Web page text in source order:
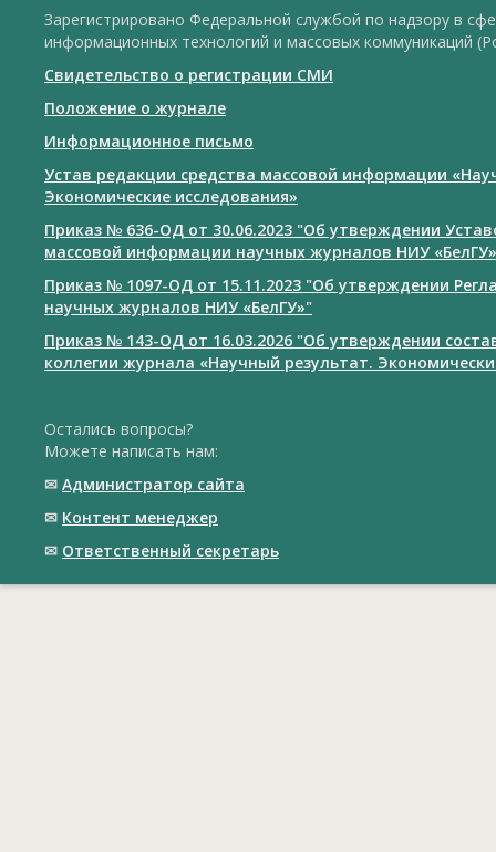
Зарегистрировано Федеральной службой по надзору в
информационных технологий и массовых коммуникаций
Свидетельство о регистрации СМИ
Положение о журнале
Информационное письмо
Устав редакции средства массовой информации
Экономические исследования»
Приказ № 636-ОД от 30.06.2023 "Об утверждении
массовой информации научных журналов НИУ «БелГУ»
Приказ № 1097-ОД от 15.11.2023 "Об утверждении
научных журналов НИУ «БелГУ»"
Приказ № 143-ОД от 16.03.2026 "Об утверждении
коллегии журнала «Научный результат.
Остались вопросы?
Можете написать нам:
✉ Администратор сайта
✉ Контент менеджер
✉ Ответственный cекретарь